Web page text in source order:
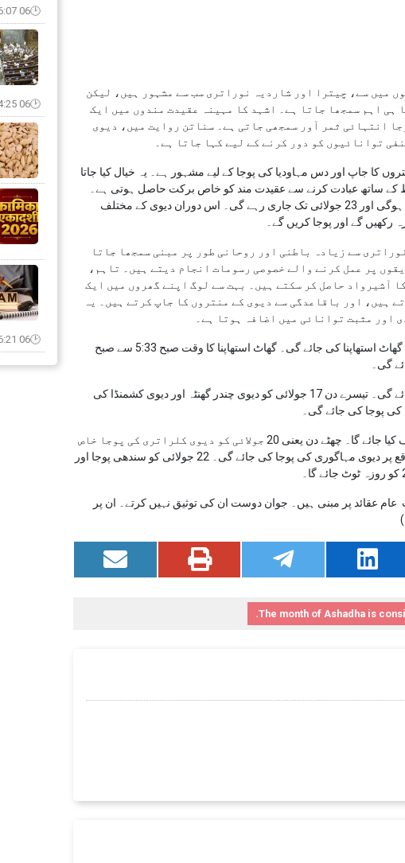
میں سے، چیترا اور شاردیہ نوراتری سب سے مشہور ہیں، لیکن
ہی اہم سمجھا جاتا ہے۔ اشہد کا مہینہ عقیدت مندوں میں ایک
انتہائی ثمر آور سمجھی جاتی ہے۔ سناتن روایت میں، دیوی
توانائیوں کو دور کرنے کے لیے کہا جاتا ہے۔
کا جاپ اور دس مہاودیا کی پوجا کے لیے مشہور ہے۔ یہ خیال کیا جاتا
ساتھ عبادت کرنے سے عقیدت مند کو خاص برکت حاصل ہوتی ہے۔
سال 2026 میں، اشدھا گپت نوراتری 15 جولائی کو شروع ہوگی اور 23 جولائی تک جاری رہے گی۔ اس دوران دیوی کے مختلف
رکھیں گے اور پوجا کریں گے۔
سے زیادہ باطنی اور روحانی طور پر مبنی سمجھا جاتا
پر عمل کرنے والے خصوصی رسومات انجام دیتے ہیں۔ تاہم،
آشیرواد حاصل کر سکتے ہیں۔ بہت سے لوگ اپنے گھروں میں ایک
ہیں، اور باقاعدگی سے دیوی کے منتروں کا جاپ کرتے ہیں۔ یہ
اور مثبت توانائی میں اضافہ ہوتا ہے۔
گپت نوراتری کا پہلا دن 15 جولائی 2026 کو ہوگا۔ اس دن گھاٹ استھاپنا کی جائے گی۔ گھاٹ استھاپنا کا وقت صبح 5:33 سے صبح
دوسرے دن 16 جولائی کو دیوی برہمچارنی کی پوجا کی جائے گی۔ تیسرے دن 17 جولائی کو دیوی چندر گھنٹہ اور دیوی کشمنڈا کی
19 جولائی کو پانچواں دن دیوی کاتیانی کی پوجا کے لیے وقف کیا جائے گا۔ چھٹے دن یعنی 20 جولائی کو دیوی کلراتری کی پوجا خاص
اہمیت کی حامل ہوگی۔ 21 جولائی کو درگا اشٹمی کے موقع پر دیوی مہاگوری کی پوجا کی جائے گی۔ 22 جولائی کو سندھی پوجا اور
عقائد پر مبنی ہیں۔ جوان دوست ان کی توثیق نہیں کرتے۔ ان پر
The month of Ashadha is
06 Aug 2026 19:26:07
06 Aug 2026 19:14:25
06 Aug 2026 17:26:21